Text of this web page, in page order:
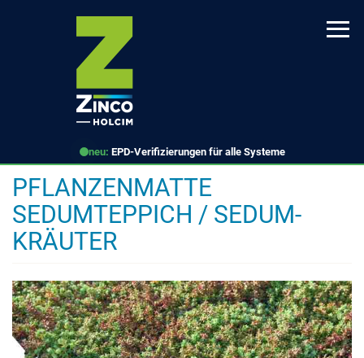
neu: EPD-Verifizierungen für alle Systeme
PFLANZENMATTE
SEDUMTEPPICH / SEDUM-
KRÄUTER